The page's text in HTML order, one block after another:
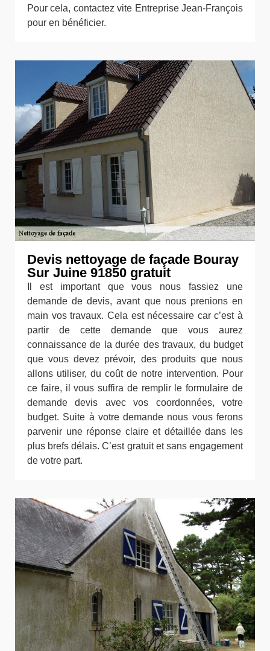
Pour cela, contactez vite Entreprise Jean-François
pour en bénéficier.
Devis nettoyage de façade Bouray
Sur Juine 91850 gratuit
Il est important que vous nous fassiez une
demande de devis, avant que nous prenions en
main vos travaux. Cela est nécessaire car c’est à
partir de cette demande que vous aurez
connaissance de la durée des travaux, du budget
que vous devez prévoir, des produits que nous
allons utiliser, du coût de notre intervention. Pour
ce faire, il vous suffira de remplir le formulaire de
demande devis avec vos coordonnées, votre
budget. Suite à votre demande nous vous ferons
parvenir une réponse claire et détaillée dans les
plus brefs délais. C’est gratuit et sans engagement
de votre part.